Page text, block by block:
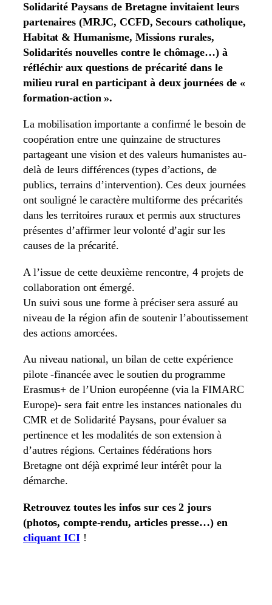
Solidarité Paysans de Bretagne invitaient leurs
partenaires (MRJC, CCFD, Secours catholique,
Habitat & Humanisme, Missions rurales,
Solidarités nouvelles contre le chômage…) à
réfléchir aux questions de précarité dans le
milieu rural en participant à deux journées de «
formation-action ».
La mobilisation importante a confirmé le besoin de
coopération entre une quinzaine de structures
partageant une vision et des valeurs humanistes au-
delà de leurs différences (types d’actions, de
publics, terrains d’intervention). Ces deux journées
ont souligné le caractère multiforme des précarités
dans les territoires ruraux et permis aux structures
présentes d’affirmer leur volonté d’agir sur les
causes de la précarité.
A l’issue de cette deuxième rencontre, 4 projets de
collaboration ont émergé.
Un suivi sous une forme à préciser sera assuré au
niveau de la région afin de soutenir l’aboutissement
des actions amorcées.
Au niveau national, un bilan de cette expérience
pilote -financée avec le soutien du programme
Erasmus+ de l’Union européenne (via la FIMARC
Europe)- sera fait entre les instances nationales du
CMR et de Solidarité Paysans, pour évaluer sa
pertinence et les modalités de son extension à
d’autres régions. Certaines fédérations hors
Bretagne ont déjà exprimé leur intérêt pour la
démarche.
Retrouvez toutes les infos sur ces 2 jours
(photos, compte-rendu, articles presse…) en
cliquant ICI!